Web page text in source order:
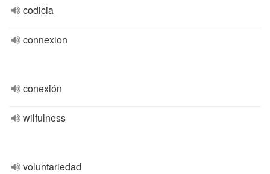
codicia
connexion
conexión
wilfulness
voluntariedad